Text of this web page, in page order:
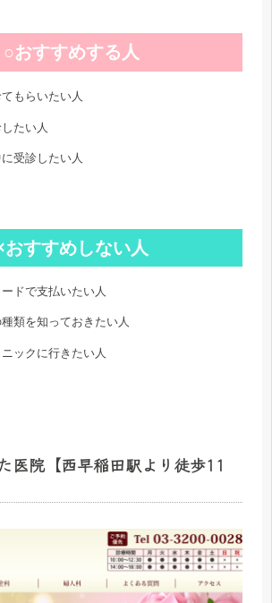
○おすすめする人
もらいたい人
たい人
受診したい人
おすすめしない人
ドで支払いたい人
類を知っておきたい人
ックに行きたい人
医院【西早稲田駅より徒歩11